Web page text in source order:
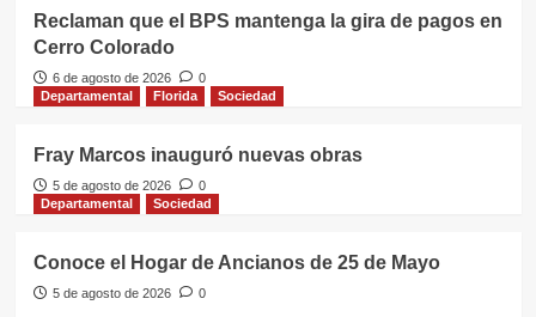
Reclaman que el BPS mantenga la gira de pagos en
Cerro Colorado
6 de agosto de 2026
0
Departamental
Florida Sociedad
Fray Marcos inauguró nuevas obras
5 de agosto de 2026
0
Departamental
Sociedad
Conoce el Hogar de Ancianos de 25 de Mayo
5 de agosto de 2026 0